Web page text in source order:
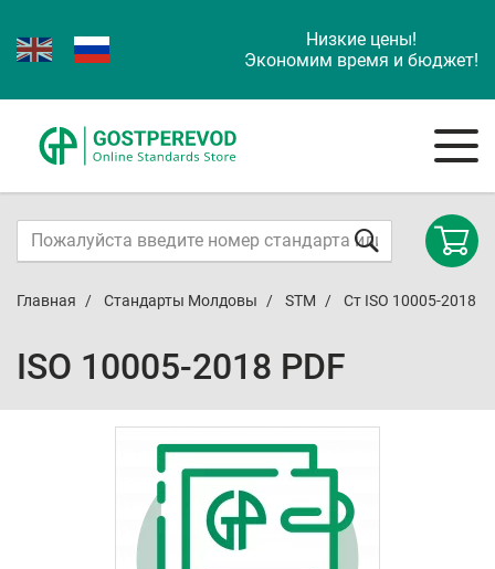
Низкие цены!
Экономим время и бюджет!
Главная Стандарты Молдовы STM Ст ISO 10005-2018
ISO 10005-2018 PDF